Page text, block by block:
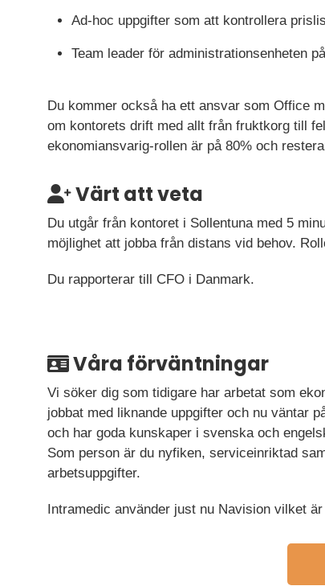
Ad-hoc uppgifter som att kontrollera
Team leader för administrationsenheten
Du kommer också ha ett ansvar som Office
om kontorets drift med allt från fruktkorg till
ekonomiansvarig-rollen är på 80% och
Värt att veta
Du utgår från kontoret i Sollentuna med 5
möjlighet att jobba från distans vid behov.
Du rapporterar till CFO i Danmark.
Våra förväntningar
Vi söker dig som tidigare har arbetat som
jobbat med liknande uppgifter och nu väntar
och har goda kunskaper i svenska och
Som person är du nyfiken, serviceinriktad
arbetsuppgifter.
Intramedic använder just nu Navision vilket